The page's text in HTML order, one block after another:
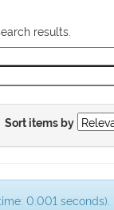
results.
Sort items by
0.001 seconds).